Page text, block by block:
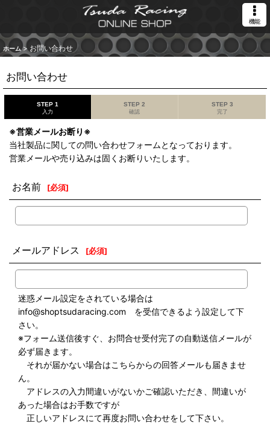
機能
ホーム > お問い合わせ
お問い合わせ
STEP 1
入力
STEP 2
確認
STEP 3
完了
※営業メールお断り※
当社製品に関しての問い合わせフォームとなっております。
営業メールや売り込みは固くお断りいたします。
お名前 [必須]
メールアドレス [必須]
迷惑メール設定をされている場合は
info@shoptsudaracing.com を受信できるよう設定して下
さい。
※フォーム送信後すぐ、お問合せ受付完了の自動送信メールが
必ず届きます。
それが届かない場合はこちらからの回答メールも届きませ
ん。
アドレスの入力間違いがないかご確認いただき、間違いが
あった場合はお手数ですが
正しいアドレスにて再度お問い合わせをして下さい。